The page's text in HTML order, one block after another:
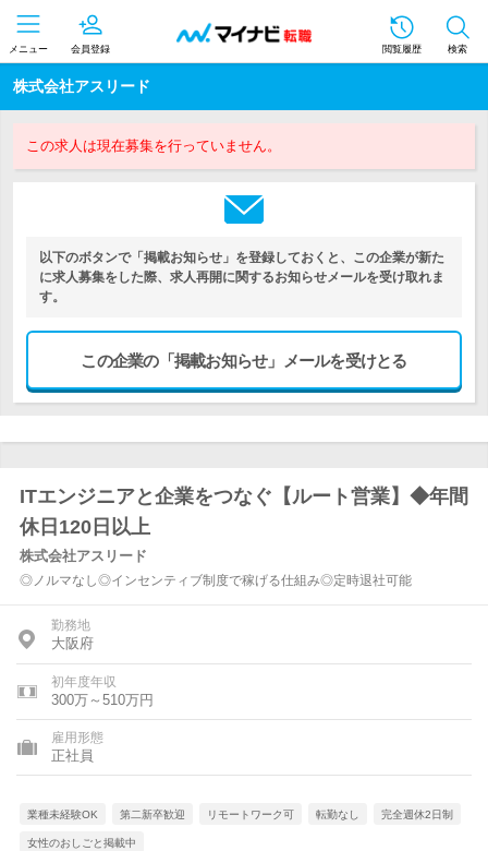
メニュー 会員登録 閲覧履歴 検索
株式会社アスリード
この求人は現在募集を行っていません。
以下のボタンで「掲載お知らせ」を登録しておくと、この企業が新た
に求人募集をした際、求人再開に関するお知らせメールを受け取れま
す。
この企業の「掲載お知らせ」メールを受けとる
ITエンジニアと企業をつなぐ【ルート営業】◆年間
休日120日以上
株式会社アスリード
◎ノルマなし◎インセンティブ制度で稼げる仕組み◎定時退社可能
勤務地
大阪府
初年度年収
300万～510万円
雇用形態
正社員
業種未経験OK 第二新卒歓迎 リモートワーク可 転勤なし 完全週休2日制
女性のおしごと掲載中